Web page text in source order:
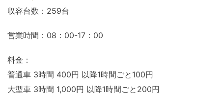
収容台数：259台
営業時間：08：00-17：00
料金：
普通車 3時間 400円 以降1時間ごと100円
大型車 3時間 1,000円 以降1時間ごと200円